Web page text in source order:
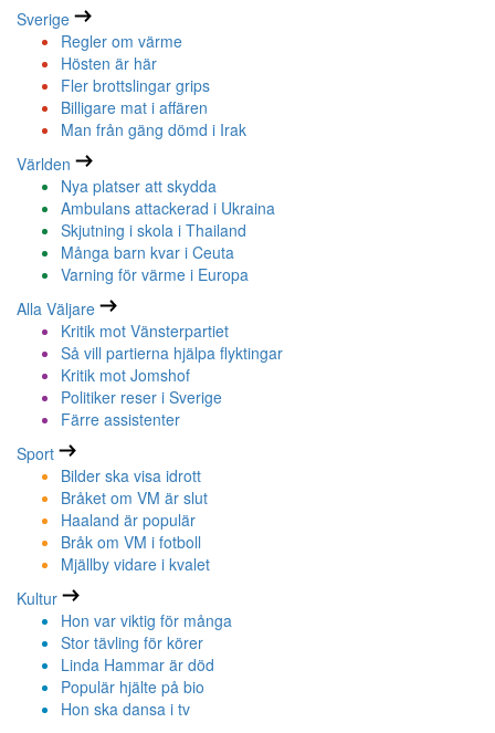
Sverige
Regler om värme
Hösten är här
Fler brottslingar grips
Billigare mat i affären
Man från gäng dömd i Irak
Världen
Nya platser att skydda
Ambulans attackerad i Ukraina
Skjutning i skola i Thailand
Många barn kvar i Ceuta
Varning för värme i Europa
Alla Väljare
Kritik mot Vänsterpartiet
Så vill partierna hjälpa flyktingar
Kritik mot Jomshof
Politiker reser i Sverige
Färre assistenter
Sport
Bilder ska visa idrott
Bråket om VM är slut
Haaland är populär
Bråk om VM i fotboll
Mjällby vidare i kvalet
Kultur
Hon var viktig för många
Stor tävling för körer
Linda Hammar är död
Populär hjälte på bio
Hon ska dansa i tv